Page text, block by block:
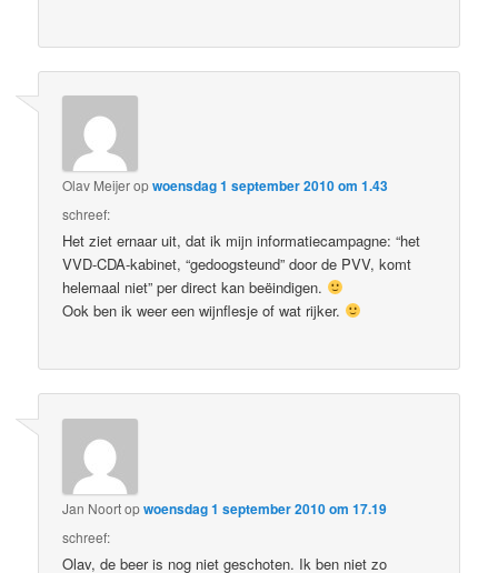
Olav Meijeropwoensdag 1 september 2010 om 1.43
schreef:
Het ziet ernaar uit, dat ik mijn informatiecampagne: “het
VVD-CDA-kabinet, “gedoogsteund” door de PVV, komt
helemaal niet” per direct kan beëindigen.
Ook ben ik weer een wijnflesje of wat rijker.
Jan Noortopwoensdag 1 september 2010 om 17.19
schreef:
Olav, de beer is nog niet geschoten. Ik ben niet zo